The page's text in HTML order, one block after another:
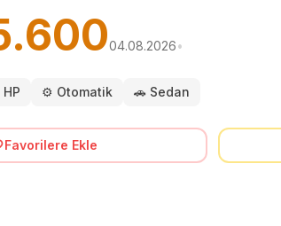
04.08.2026•
HP ⚙️ Otomatik 🚗 Sedan
Favorilere Ekle